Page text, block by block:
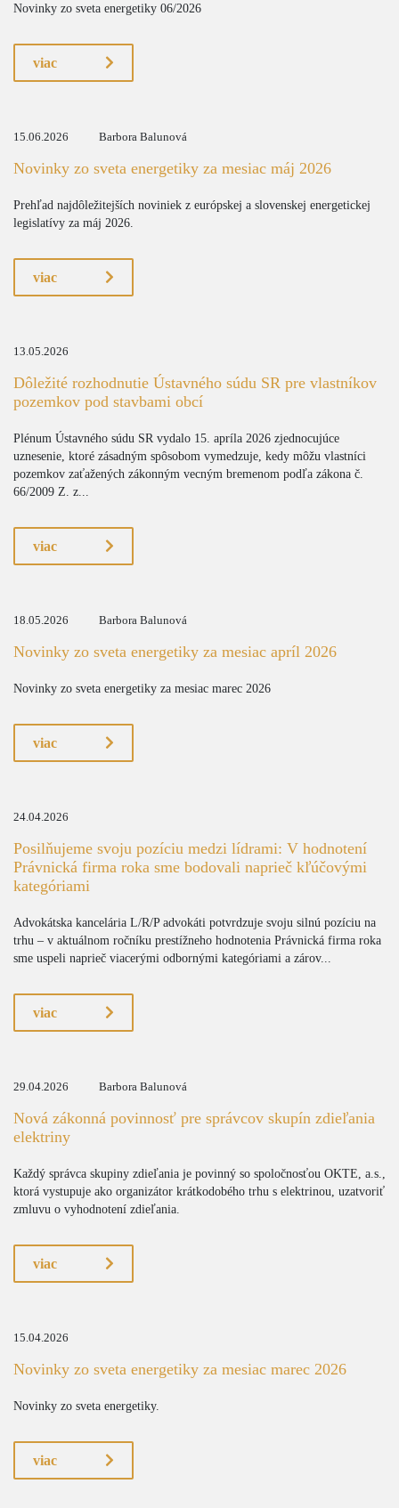
Novinky zo sveta energetiky 06/2026
viac
15.06.2026 Barbora Balunová
Novinky zo sveta energetiky za mesiac máj 2026
Prehľad najdôležitejších noviniek z európskej a slovenskej energetickej
legislatívy za máj 2026.
viac
13.05.2026
Dôležité rozhodnutie Ústavného súdu SR pre vlastníkov
pozemkov pod stavbami obcí
Plénum Ústavného súdu SR vydalo 15. apríla 2026 zjednocujúce
uznesenie, ktoré zásadným spôsobom vymedzuje, kedy môžu vlastníci
pozemkov zaťažených zákonným vecným bremenom podľa zákona č.
66/2009 Z. z...
viac
18.05.2026 Barbora Balunová
Novinky zo sveta energetiky za mesiac apríl 2026
Novinky zo sveta energetiky za mesiac marec 2026
viac
24.04.2026
Posilňujeme svoju pozíciu medzi lídrami: V hodnotení
Právnická firma roka sme bodovali naprieč kľúčovými
kategóriami
Advokátska kancelária L/R/P advokáti potvrdzuje svoju silnú pozíciu na
trhu – v aktuálnom ročníku prestížneho hodnotenia Právnická firma roka
sme uspeli naprieč viacerými odbornými kategóriami a zárov...
viac
29.04.2026 Barbora Balunová
Nová zákonná povinnosť pre správcov skupín zdieľania
elektriny
Každý správca skupiny zdieľania je povinný so spoločnosťou OKTE, a.s.,
ktorá vystupuje ako organizátor krátkodobého trhu s elektrinou, uzatvoriť
zmluvu o vyhodnotení zdieľania.
viac
15.04.2026
Novinky zo sveta energetiky za mesiac marec 2026
Novinky zo sveta energetiky.
viac